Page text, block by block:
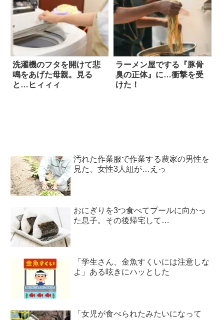
洗濯機のフタを開けて悲
鳴をあげた母親。見る
と…ヒィィィ
ラーメン屋でする『豚骨
臭の正体』に…衝撃を受
けた！
汚れた作業服で作業する農家の男性を
見た、女性3人組が…えっ
おにぎりを3つ食べてプールに向かっ
た息子。その後帰宅して…
「学生さん、金魚すくいには注意しな
よ」ある呟きにハッとした
「女児が食べられたみたいになって